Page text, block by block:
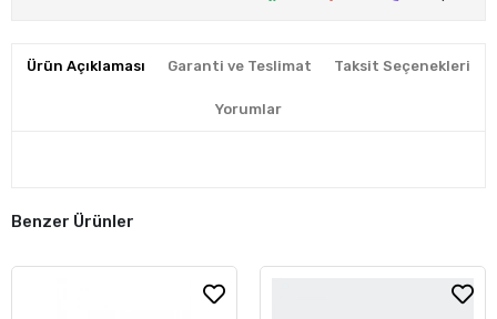
Ürün Açıklaması Garanti ve Teslimat Taksit Seçenekleri
Yorumlar
Benzer Ürünler